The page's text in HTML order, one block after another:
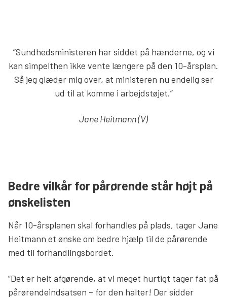
”Sundhedsministeren har siddet på hænderne, og vi
kan simpelthen ikke vente længere på den 10-årsplan.
Så jeg glæder mig over, at ministeren nu endelig ser
ud til at komme i arbejdstøjet.”
Jane Heitmann (V)
Bedre vilkår for pårørende står højt på
ønskelisten
Når 10-årsplanen skal forhandles på plads, tager Jane
Heitmann et ønske om bedre hjælp til de pårørende
med til forhandlingsbordet.
”Det er helt afgørende, at vi meget hurtigt tager fat på
pårørendeindsatsen – for den halter! Der sidder